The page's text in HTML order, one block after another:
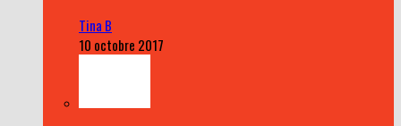
Tina B
10 octobre 2017